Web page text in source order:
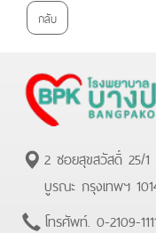
กลับ
2 ซอยสุขสวัสดิ์ 25/
บูรณะ กรุงเทพฯ
โทรศัพท์. 0-2109-